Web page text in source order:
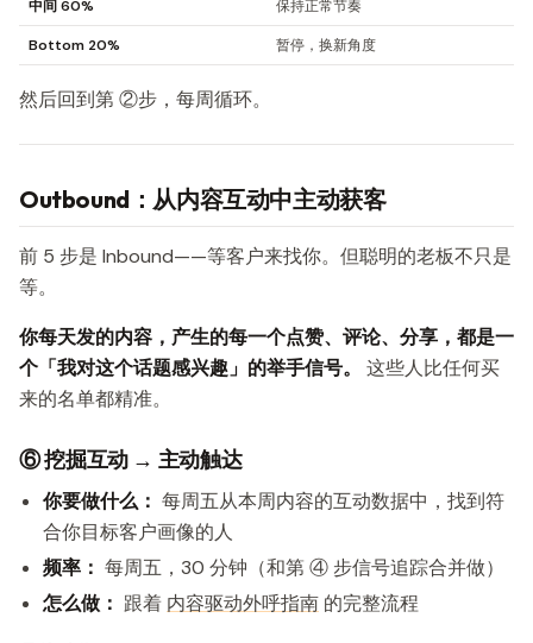
中间 60% 保持正常节奏
Bottom 20% 暂停，换新角度
然后回到第 ②步，每周循环。
Outbound：从内容互动中主动获客
前 5 步是 Inbound——等客户来找你。但聪明的老板不只是
等。
你每天发的内容，产生的每一个点赞、评论、分享，都是一
个「我对这个话题感兴趣」的举手信号。
这些人比任何买
来的名单都精准。
⑥ 挖掘互动 → 主动触达
你要做什么： 每周五从本周内容的互动数据中，找到符
合你目标客户画像的人
频率： 每周五，30 分钟（和第 ④ 步信号追踪合并做）
怎么做： 跟着 内容驱动外呼指南 的完整流程